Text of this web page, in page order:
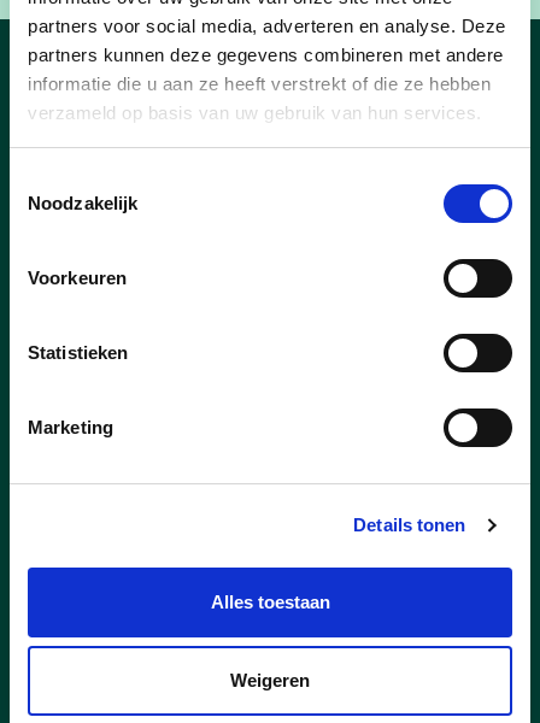
partners voor social media, adverteren en analyse. Deze
partners kunnen deze gegevens combineren met andere
informatie die u aan ze heeft verstrekt of die ze hebben
verzameld op basis van uw gebruik van hun services.
Noodzakelijk
Voorkeuren
Statistieken
Marketing
Details tonen
Alles toestaan
Weigeren
Nieuws
Buren vieren samen met de
De Europese Dag van de Buren – dit jaar
duizenden buren samen. Ook in Waregem
gewoon op straat of met een lekkere
barbecue. Feestende buurten kunnen met
een financieel duwtje in de rug. We gaan
dit jaar ook opnieuw op zoek naar de
lees meer